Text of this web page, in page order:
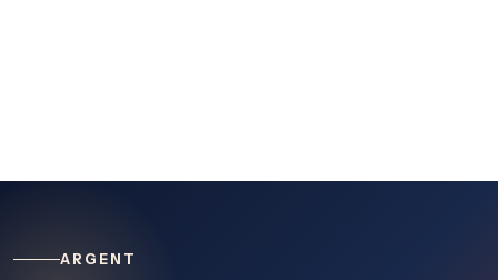
ARGENT